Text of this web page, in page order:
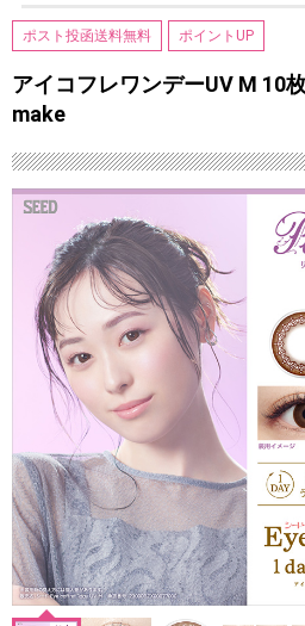
ポスト投函送料無料 ポイントUP
アイコフレワンデーUV M 10
make